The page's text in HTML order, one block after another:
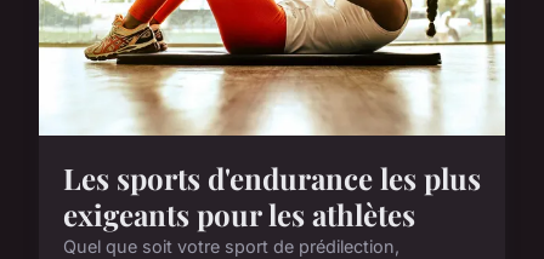
Les sports d'endurance les plus
exigeants pour les athlètes
Quel que soit votre sport de prédilection,